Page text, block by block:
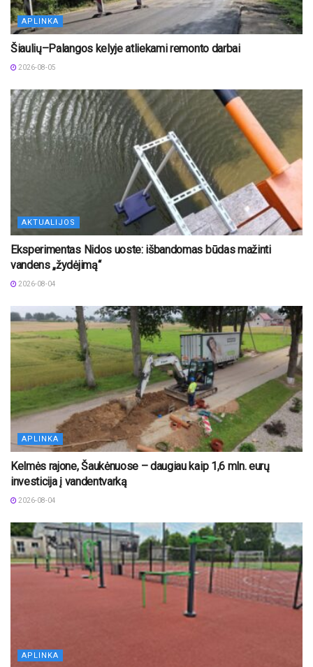
APLINKA
Šiaulių–Palangos kelyje atliekami remonto darbai
2026-08-05
AKTUALIJOS
Eksperimentas Nidos uoste: išbandomas būdas mažinti
vandens „žydėjimą“
2026-08-04
APLINKA
Kelmės rajone, Šaukėnuose – daugiau kaip 1,6 mln. eurų
investicija į vandentvarką
2026-08-04
APLINKA